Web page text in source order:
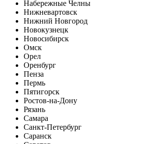
Набережные Челны
Нижневартовск
Нижний Новгород
Новокузнецк
Новосибирск
Омск
Орел
Оренбург
Пенза
Пермь
Пятигорск
Ростов-на-Дону
Рязань
Самара
Санкт-Петербург
Саранск